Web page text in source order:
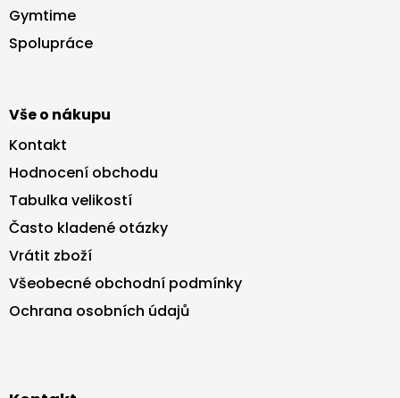
aGymtime
Spolupráce
Vše o nákupu
Kontakt
Hodnocení obchodu
Tabulka velikostí
Často kladené otázky
Vrátit zboží
Všeobecné obchodní podmínky
Ochrana osobních údajů